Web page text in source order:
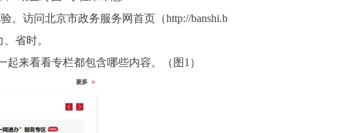
访问北京市政务服务网首页（http://banshi.b
省时。
来看看专栏都包含哪些内容。（图1）